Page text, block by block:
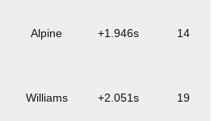
Alpine +1.946s 14
Williams +2.051s 19